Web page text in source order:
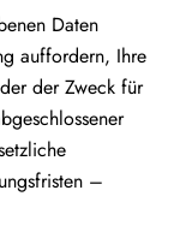
Daten
auffordern, Ihre
der Zweck für
–